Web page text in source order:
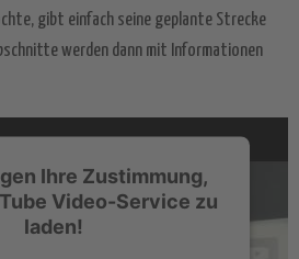
gibt einfach seine geplante Strecke
werden dann mit Informationen
Ihre Zustimmung,
Video-Service zu
laden!